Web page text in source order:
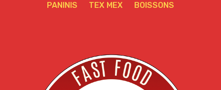
PANINIS TEX MEX BOISSONS